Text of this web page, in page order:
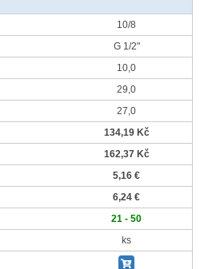
10/8
G 1/2"
10,0
29,0
27,0
134,19 Kč
162,37 Kč
5,16 €
6,24 €
21 - 50
ks